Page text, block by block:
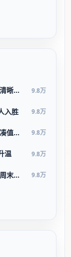
暗夜来信·纪念版·臻选片单推荐画质清晰观看流畅 9.8万
入胜 9.8万
无名降临·典藏·全站高分推荐节奏紧凑值得追看 9.8万
温 9.8万
危城来信·纪念版·高清完整收录适合周末一口气刷完 9.8万